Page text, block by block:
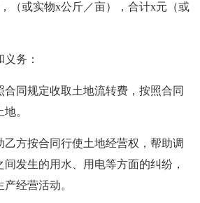
（或实物x公斤／亩），合计x元（或
务：
合同规定收取土地流转费，按照合同
。
乙方按合同行使土地经营权，帮助调
发生的用水、用电等方面的纠纷，
经营活动。